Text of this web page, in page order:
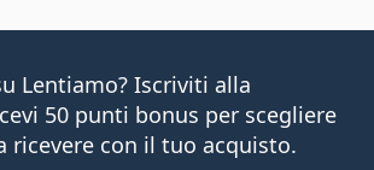
Lentiamo? Iscriviti alla
50 punti bonus per scegliere
ricevere con il tuo acquisto.